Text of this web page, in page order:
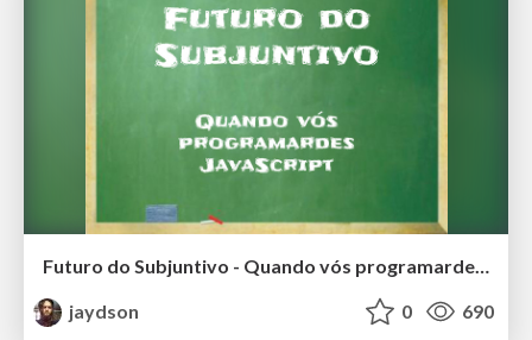
Futuro do Subjuntivo - Quando vós programardes JavaScript
jaydson
0 690